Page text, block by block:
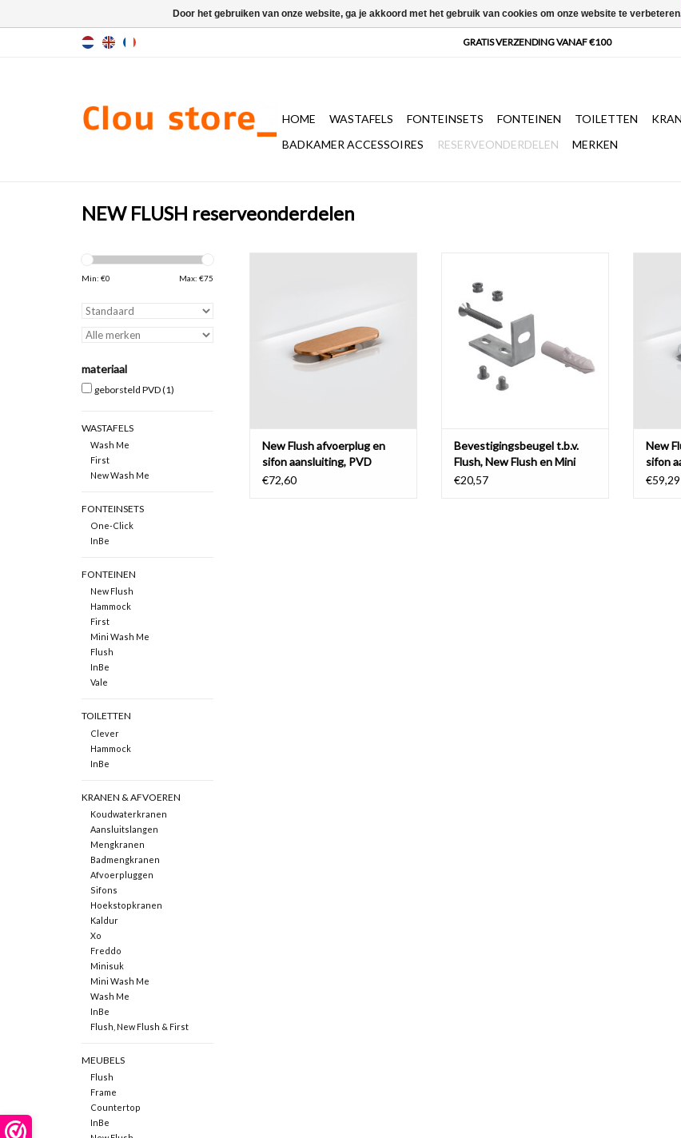
HOME WASTAFELS FONTEINSETS FONTEINEN TOILETTEN
BADKAMER ACCESSOIRES
RESERVEONDERDELEN MERKEN
NEW FLUSH reserveonderdelen
Min: €0 Max: €75
materiaal
geborsteld PVD(1)
WASTAFELS
Wash Me
First
New Wash Me
FONTEINSETS
One-Click
InBe
FONTEINEN
New Flush
Hammock
First
Mini Wash Me
Flush
InBe
Vale
TOILETTEN
Clever
Hammock
InBe
KRANEN & AFVOEREN
Koudwaterkranen
Aansluitslangen
Mengkranen
Badmengkranen
Afvoerpluggen
Sifons
Hoekstopkranen
Kaldur
Xo
Freddo
Minisuk
Mini Wash Me
Wash Me
InBe
Flush, New Flush & First
MEUBELS
Flush
Frame
Countertop
InBe
TOEVOEGEN AAN WINKELWAGEN
New Flush afvoerplug en
sifon aansluiting, PVD
€72,60
3.1 en Mini Wash Me fonteinen,
m.u.v. de Mini Wash Me 38cm en de
Mini Wash Me Plus 48cm.
TOEVOEGEN AAN WINKELWAGEN
Bevestigingsbeugel t.b.v.
Flush, New Flush en Mini
Wash Me fonteinen
€20,57
New
sifon
€59,29
Door het gebruiken van onze website, ga je akkoord met het gebruik van cookies om onze website te